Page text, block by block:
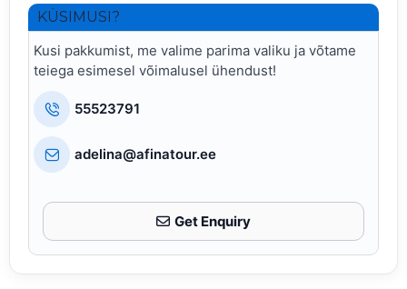
KÜSIMUSI?
Kusi pakkumist, me valime parima valiku ja võtame
teiega esimesel võimalusel ühendust!
55523791
adelina@afinatour.ee
Get Enquiry